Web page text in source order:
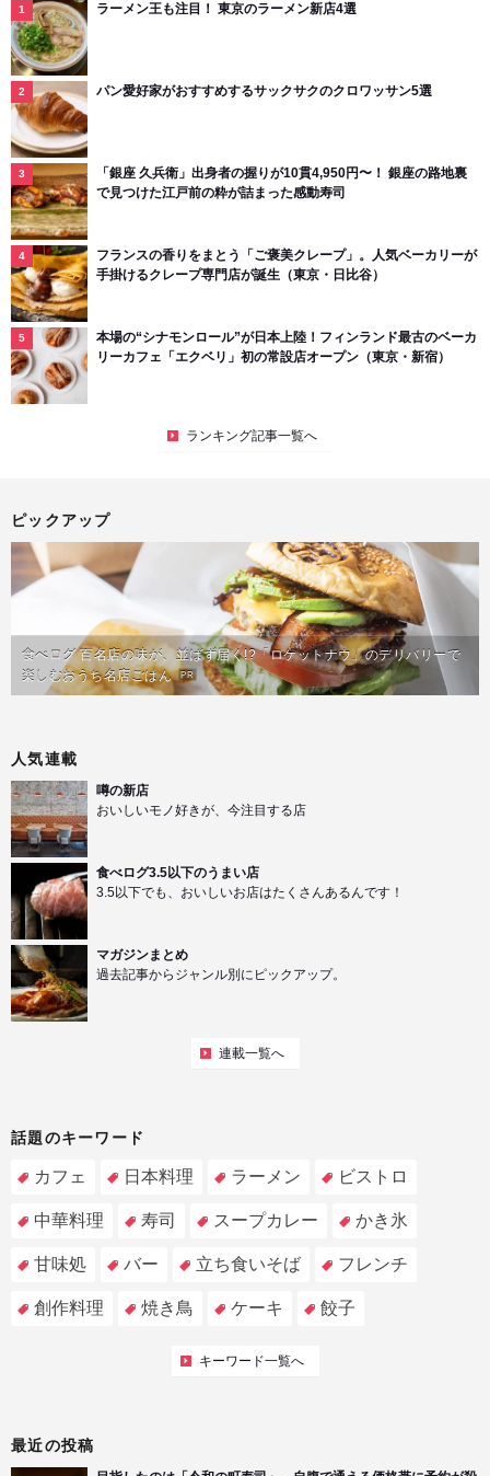
ラーメン王も注目！ 東京のラーメン新店4選
パン愛好家がおすすめするサックサクのクロワッサン5選
「銀座 久兵衛」出身者の握りが10貫4,950円〜！ 銀座の路地裏
で見つけた江戸前の粋が詰まった感動寿司
フランスの香りをまとう「ご褒美クレープ」。人気ベーカリーが
手掛けるクレープ専門店が誕生（東京・日比谷）
本場の“シナモンロール”が日本上陸！フィンランド最古のベーカ
リーカフェ「エクベリ」初の常設店オープン（東京・新宿）
ランキング記事一覧へ
ピックアップ
食べログ 百名店の味が、並ばず届く!?「ロケットナウ」のデリバリーで
楽しむおうち名店ごはん PR
人気連載
噂の新店
おいしいモノ好きが、今注目する店
食べログ3.5以下のうまい店
3.5以下でも、おいしいお店はたくさんあるんです！
マガジンまとめ
過去記事からジャンル別にピックアップ。
連載一覧へ
話題のキーワード
カフェ 日本料理 ラーメン ビストロ
中華料理 寿司 スープカレー かき氷
甘味処 バー 立ち食いそば フレンチ
創作料理 焼き鳥 ケーキ 餃子
キーワード一覧へ
最近の投稿